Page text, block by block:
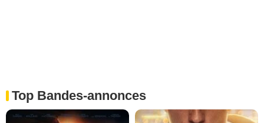
Top Bandes-annonces